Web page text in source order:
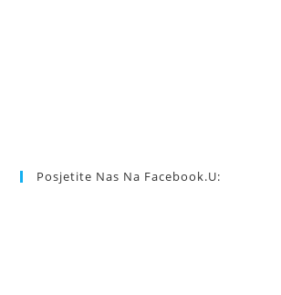
Posjetite Nas Na Facebook.u: